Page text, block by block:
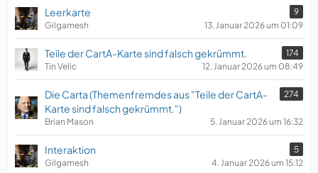
Leerkarte
9
Gilgamesh
13. Januar 2026 um 01:09
Teile der CartA-Karte sind falsch gekrümmt.
174
Tin Velic
12. Januar 2026 um 08:49
Die Carta (Themenfremdes aus "Teile der CartA-
Karte sind falsch gekrümmt.")
274
Brian Mason 5. Januar 2026 um 16:32
Interaktion
5
Gilgamesh
4. Januar 2026 um 15:12